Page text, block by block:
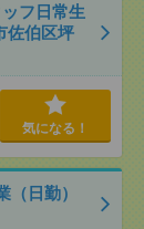
フ日常生
佐伯区坪
気になる！
日勤）